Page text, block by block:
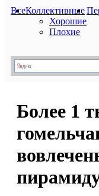
ВсеКоллективные
Хорошие
Плохие
Более 1